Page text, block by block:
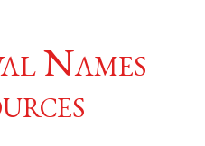
Names